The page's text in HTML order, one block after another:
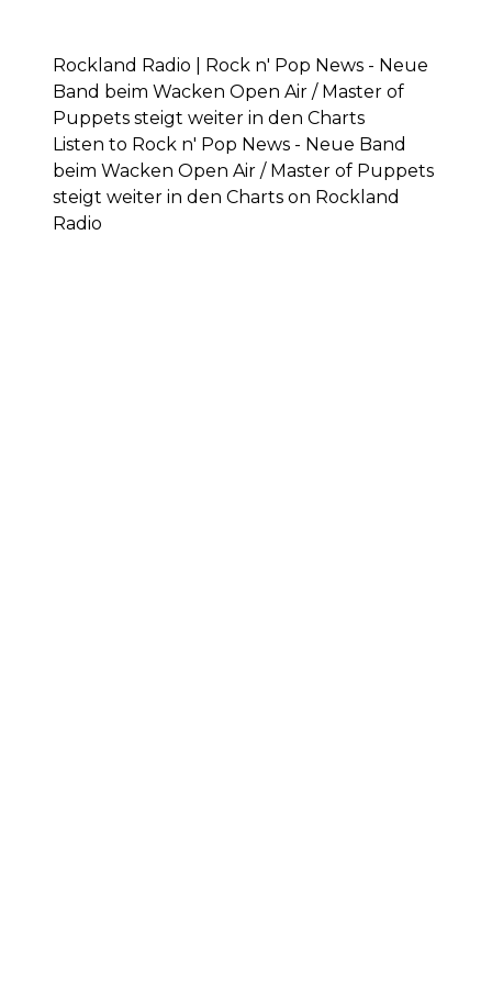
Rockland Radio | Rock n' Pop News - Neue
Band beim Wacken Open Air / Master of
Puppets steigt weiter in den Charts
Listen to Rock n' Pop News - Neue Band
beim Wacken Open Air / Master of Puppets
steigt weiter in den Charts on Rockland
Radio